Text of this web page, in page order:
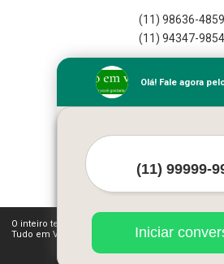
(11) 98636-4859
(11) 94347-9854
Empresa
Missão
Mapa do site
Mais Serviços
O inteiro teor deste site está sujeito à proteção
Tudo em Verde (Lei 9610 de 19/02/1998)
Olá! Fale agora
Iniciar